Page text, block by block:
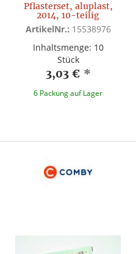
Pflasterset, aluplast,
2014, 10-teilig
ArtikelNr.: 15538976
Inhaltsmenge: 10
Stück
3,03 € *
6 Packung auf Lager